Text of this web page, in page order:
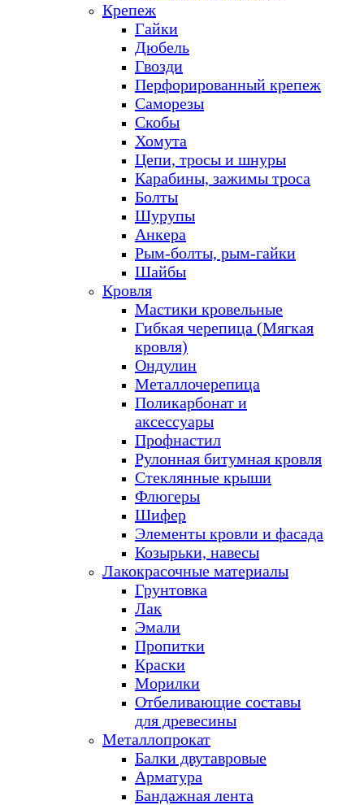
Крепеж
Гайки
Дюбель
Гвозди
Перфорированный крепеж
Саморезы
Скобы
Хомута
Цепи, тросы и шнуры
Карабины, зажимы троса
Болты
Шурупы
Анкера
Рым-болты, рым-гайки
Шайбы
Кровля
Мастики кровельные
Гибкая черепица (Мягкая
кровля)
Ондулин
Металлочерепица
Поликарбонат и
аксессуары
Профнастил
Рулонная битумная кровля
Стеклянные крыши
Флюгеры
Шифер
Элементы кровли и фасада
Козырьки, навесы
Лакокрасочные материалы
Грунтовка
Лак
Эмали
Пропитки
Краски
Морилки
Отбеливающие составы
для древесины
Металлопрокат
Балки двутавровые
Арматура
Бандажная лента